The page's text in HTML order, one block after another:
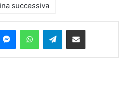
successiva
MessengerWhatsAppTelegramCondividi via Email